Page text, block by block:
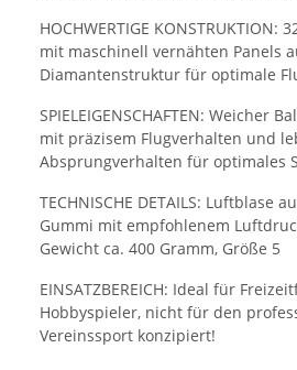
HOCHWERTIGE KONSTRUKTION:
mit maschinell vernähten Panels
Diamantenstruktur für optimale
SPIELEIGENSCHAFTEN: Weicher
mit präzisem Flugverhalten und
Absprungverhalten für optimales
TECHNISCHE DETAILS: Luftblase
Gummi mit empfohlenem
Gewicht ca. 400 Gramm, Größe 5
EINSATZBEREICH: Ideal für
Hobbyspieler, nicht für den
Vereinssport konzipiert!